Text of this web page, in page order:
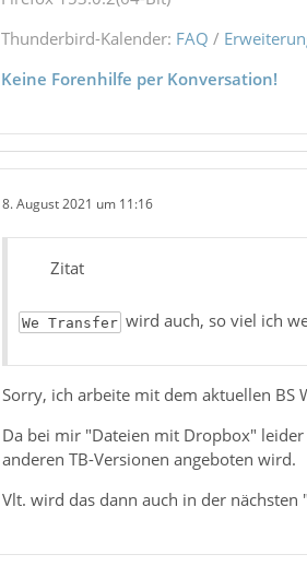
Thunderbird-Kalender: FAQ /
Keine Forenhilfe per Konversation!
8. August 2021 um 11:16
Zitat
We Transfer wird auch, so viel ich
Sorry, ich arbeite mit dem aktuellen BS
Da bei mir "Dateien mit Dropbox"
anderen TB-Versionen angeboten wird.
Vlt. wird das dann auch in der